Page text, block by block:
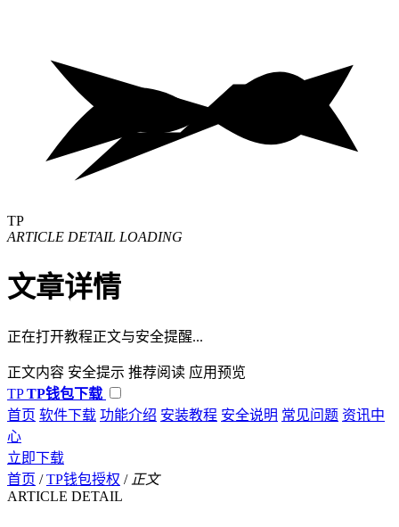
TP
ARTICLE DETAIL LOADING
文章详情
正在打开教程正文与安全提醒...
正文内容 安全提示 推荐阅读 应用预览
TP TP钱包下载
首页 软件下载 功能介绍 安装教程 安全说明 常见问题 资讯中
心
立即下载
首页 / TP钱包授权 / 正文
ARTICLE DETAIL